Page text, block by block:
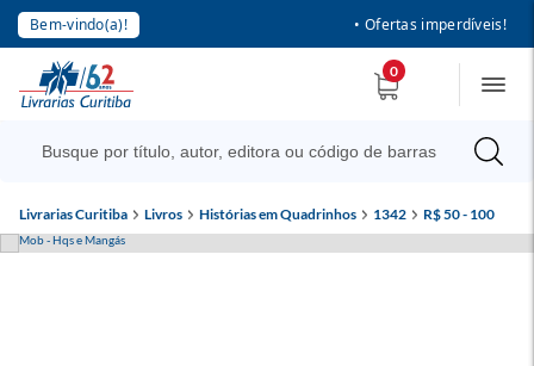
Bem-vindo(a)! • Ofertas imperdíveis!
0
Livrarias Curitiba Livros Histórias em Quadrinhos 1342 R$ 50 - 100